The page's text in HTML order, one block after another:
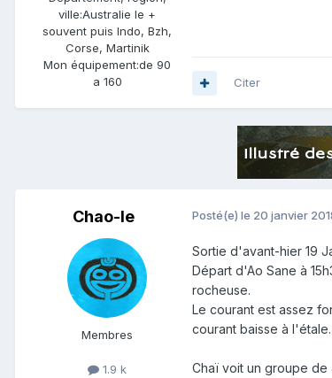
ville:Australie le +
souvent puis Indo, Bzh,
Corse, Martinik
Mon équipement:de 90
a 160
Citer
Chao-le
Membres
1.9 k
Posté(e) le 20 janvier
Sortie d'avant-hier 19
Départ d'Ao Sane à
rocheuse.
Le courant est assez
courant baisse à
Chaï voit un groupe de